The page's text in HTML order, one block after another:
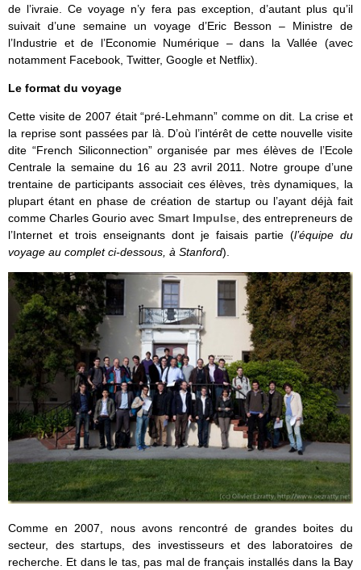
de l’ivraie. Ce voyage n’y fera pas exception, d’autant plus qu’il
suivait d’une semaine un voyage d’Eric Besson – Ministre de
l’Industrie et de l’Economie Numérique – dans la Vallée (avec
notamment Facebook, Twitter, Google et Netflix).
Le format du voyage
Cette visite de 2007 était “pré-Lehmann” comme on dit. La crise et
la reprise sont passées par là. D’où l’intérêt de cette nouvelle visite
dite “French Siliconnection” organisée par mes élèves de l’Ecole
Centrale la semaine du 16 au 23 avril 2011. Notre groupe d’une
trentaine de participants associait ces élèves, très dynamiques, la
plupart étant en phase de création de startup ou l’ayant déjà fait
comme Charles Gourio avec Smart Impulse, des entrepreneurs de
l’Internet et trois enseignants dont je faisais partie (l’équipe du
voyage au complet ci-dessous, à Stanford).
Comme en 2007, nous avons rencontré de grandes boites du
secteur, des startups, des investisseurs et des laboratoires de
recherche. Et dans le tas, pas mal de français installés dans la Bay